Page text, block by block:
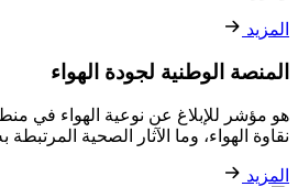
المزيد
المنصة الوطنية لجودة الهواء
هو مؤشر للإبلاغ عن نوعية الهواء في
نقاوة الهواء، وما الآثار الصحية المرتبطة
المزيد